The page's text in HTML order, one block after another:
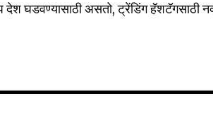
घडवण्यासाठी असतो, ट्रेंडिंग हॅशटॅगसाठी